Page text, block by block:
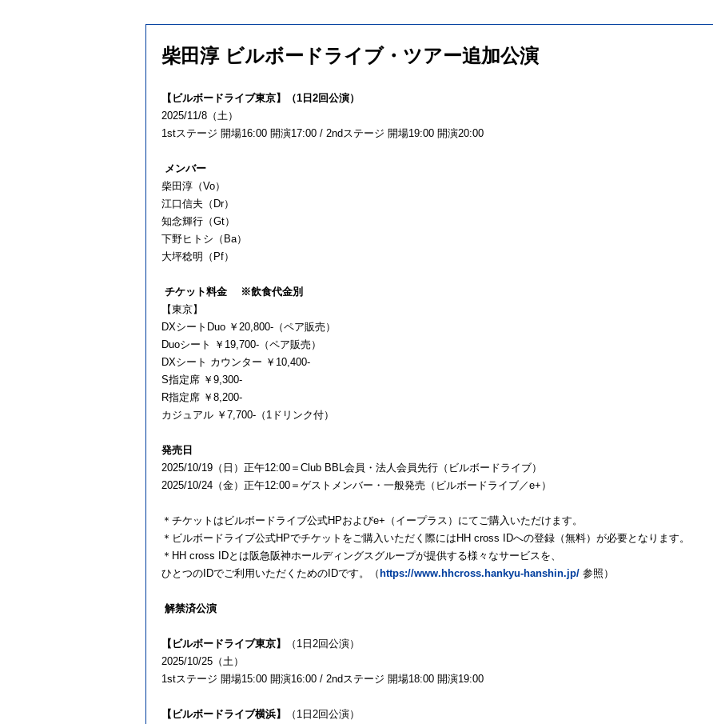
柴田淳 ビルボードライブ・ツアー追加公演
【ビルボードライブ東京】（1日2回公演）
2025/11/8（土）
1stステージ 開場16:00 開演17:00 / 2ndステージ 開場19:00 開演20:00
メンバー
柴田淳（Vo）
江口信夫（Dr）
知念輝行（Gt）
下野ヒトシ（Ba）
大坪稔明（Pf）
チケット料金 ※飲食代金別
【東京】
DXシートDuo ￥20,800-（ペア販売）
Duoシート ￥19,700-（ペア販売）
DXシート カウンター ￥10,400-
S指定席 ￥9,300-
R指定席 ￥8,200-
カジュアル ￥7,700-（1ドリンク付）
発売日
2025/10/19（日）正午12:00＝Club BBL会員・法人会員先行（ビルボードライブ）
2025/10/24（金）正午12:00＝ゲストメンバー・一般発売（ビルボードライブ／e+）
＊チケットはビルボードライブ公式HPおよびe+（イープラス）にてご購入いただけます。
＊ビルボードライブ公式HPでチケットをご購入いただく際にはHH cross IDへの登録（無料）が必要となります。
＊HH cross IDとは阪急阪神ホールディングスグループが提供する様々なサービスを、
ひとつのIDでご利用いただくためのIDです。（ https://www.hhcross.hankyu-hanshin.jp/ 参照）
解禁済公演
【ビルボードライブ東京】
（1日2回公演）
2025/10/25（土）
1stステージ 開場15:00 開演16:00 / 2ndステージ 開場18:00 開演19:00
【ビルボードライブ横浜】
（1日2回公演）